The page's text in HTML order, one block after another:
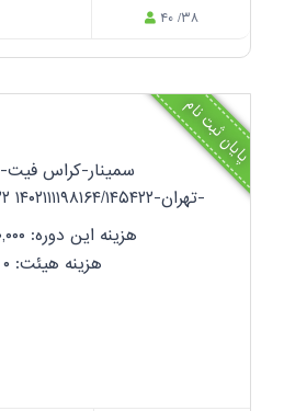
۴۰ /۳۸
پایان ثبت نام
-تهران-۱۴۰۲۱۱۱۱۹۸۱۶۴/۱۴۵۴۲۲ ۱۴۰۲۱۱۱۱۹۸۱۶۴/۱۴۵۴۲۲
هزینه این دوره: ۳,۰۰۰,۰۰۰
هزینه هیئت: ۰